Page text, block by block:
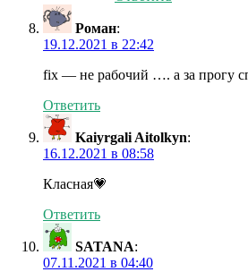
Роман:
19.12.2021 в 22:42
fix — не рабочий …. а за прогу
Ответить
Kaiyrgali Aitolkyn:
16.12.2021 в 08:58
Класная💗
Ответить
SATANA:
07.11.2021 в 04:40